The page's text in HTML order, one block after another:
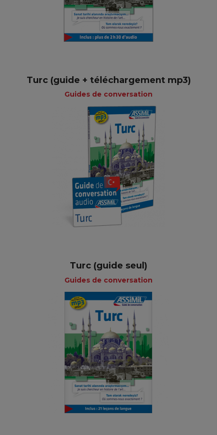
Turc (guide + téléchargement mp3)
Guides de conversation
Turc (guide seul)
Guides de conversation